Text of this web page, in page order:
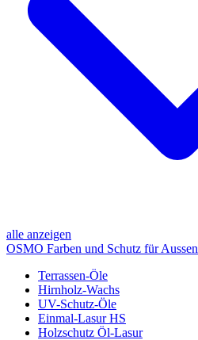
alle anzeigen
OSMO Farben und Schutz für Aussen
Terrassen-Öle
Hirnholz-Wachs
UV-Schutz-Öle
Einmal-Lasur HS
Holzschutz Öl-Lasur